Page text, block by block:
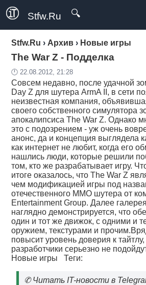
Stfw.Ru 🔍
Stfw.Ru › Архив › Новые игры
The War Z - Подделка
🕛 22.08.2012, 21:28
Совсем недавно, после удачной
Day Z для шутера ArmA II, в сети
неизвестная компания,
своего собственного симулятора
апокалипсиса The War Z. Однако
это с подозрением - уж очень
анонс, да и концепция выглядела
как интернет не любит, когда его
нашлись люди, которые решили
том, кто же разрабатывает игру.
итоге оказалось, что The War Z
чем модификацией игры под
отечественного ММО шутера от
Entertainment Group. Далее
наглядно демонстрируется, что
один и тот же движок, с одними и
оружием, текстурами и
повысит уровень доверия к
разработчики серьезно не
Новые игры Теги:
✆Читать IT-новости в